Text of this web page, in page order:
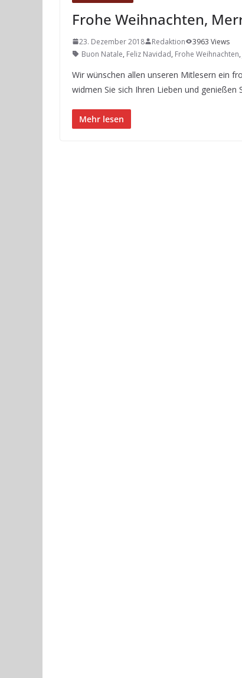
Frohe Weihnachten,
23. Dezember 2018 Redaktion
3963 Views
Buon Natale, Feliz Navidad, Frohe Weihnachten,
Wir wünschen allen unseren Mitlesern ein
widmen Sie sich Ihren Lieben und genießen
Mehr lesen